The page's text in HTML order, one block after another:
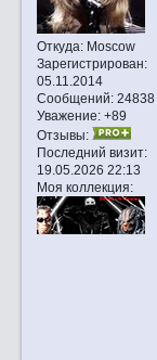
Откуда:Moscow
Зарегистрирован:
05.11.2014
Сообщений:24838
Уважение: +89
Отзывы:
Последний визит:
19.05.2026 22:13
Моя коллекция: